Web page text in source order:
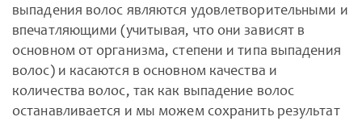
выпадения волос являются удовлетворительными и
впечатляющими (учитывая, что они зависят в
основном от организма, степени и типа выпадения
волос) и касаются в основном качества и
количества волос, так как выпадение волос
останавливается и мы можем сохранить результат